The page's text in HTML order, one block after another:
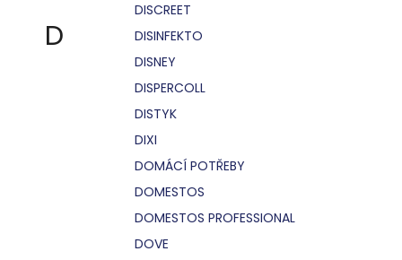
D
DISCREET
DISINFEKTO
DISNEY
DISPERCOLL
DISTYK
DIXI
DOMÁCÍ POTŘEBY
DOMESTOS
DOMESTOS PROFESSIONAL
DOVE